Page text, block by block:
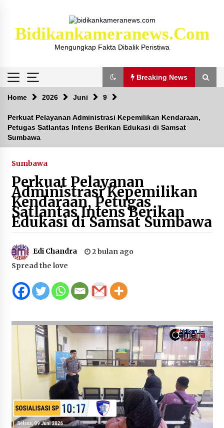
Bidikankameranews.com
Mengungkap Fakta Dibalik Peristiwa
Breaking News
Breaking News
Kejaksaan KSB Mulai Lidik Mafia Tanah Desa
Sekongkang Bawah
Kec. Plampang, Polres Sumbawa Pastikan
Proses Penyelidikan Berjalan Maksimal
4 minggu ago
Anggota Satlantas Polres Sumbawa, Briptu
Administrasi Kendaraan Berupa SIM
4 minggu ago
Ny. Selvi Gibran Ketua Dekranasda Sumbawa
Promosikan Tenun Kre Alang
Bupati H. Jarot : Demi Keberlanjutan Pelayanan,
Perumdam Batulanteh Akan Lakukan
Penyesuaian Tarif Air Minum
4 minggu ago
Prestasi Nasional, Polwan Polres Sumbawa
Bripda Vanesa Aprilia Renyaan, Sabet Juara II
Taekwondo Kapolri Cup ke-7
4 minggu ago
Home 2026 Juni 9
Perkuat Pelayanan Administrasi Kepemilikan Kendaraan,
Petugas Satlantas Intens Berikan Edukasi di Samsat
Sumbawa
Sumbawa
Perkuat Pelayanan
Administrasi Kepemilikan
Kendaraan, Petugas
Satlantas Intens Berikan
Edukasi di Samsat Sumbawa
Edi Chandra
2 bulan ago
Spread the love